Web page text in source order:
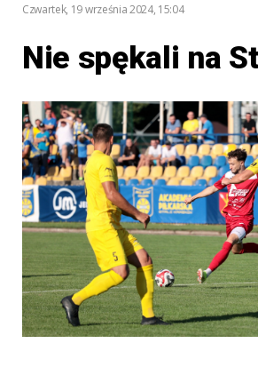
czwartek, 19 września 2024, 15:04
Nie spękali na